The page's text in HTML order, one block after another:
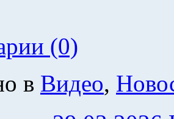
(0)
в Видео,